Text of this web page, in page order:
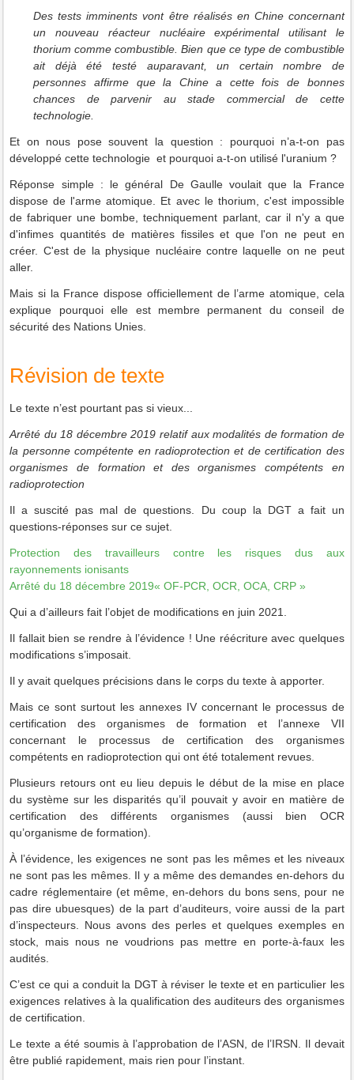
Des tests imminents vont être réalisés en Chine concernant
un nouveau réacteur nucléaire expérimental utilisant le
thorium comme combustible. Bien que ce type de combustible
ait déjà été testé auparavant, un certain nombre de
personnes affirme que la Chine a cette fois de bonnes
chances de parvenir au stade commercial de cette
technologie.
Et on nous pose souvent la question : pourquoi n’a-t-on pas
développé cette technologie et pourquoi a-t-on utilisé l'uranium ?
Réponse simple : le général De Gaulle voulait que la France
dispose de l'arme atomique. Et avec le thorium, c'est impossible
de fabriquer une bombe, techniquement parlant, car il n'y a que
d'infimes quantités de matières fissiles et que l'on ne peut en
créer. C'est de la physique nucléaire contre laquelle on ne peut
aller.
Mais si la France dispose officiellement de l’arme atomique, cela
explique pourquoi elle est membre permanent du conseil de
sécurité des Nations Unies.
Révision de texte
Le texte n’est pourtant pas si vieux...
Arrêté du 18 décembre 2019 relatif aux modalités de formation de
la personne compétente en radioprotection et de certification des
organismes de formation et des organismes compétents en
radioprotection
Il a suscité pas mal de questions. Du coup la DGT a fait un
questions-réponses sur ce sujet.
Protection des travailleurs contre les risques dus aux
rayonnements ionisants
Arrêté du 18 décembre 2019« OF-PCR, OCR, OCA, CRP »
Qui a d’ailleurs fait l’objet de modifications en juin 2021.
Il fallait bien se rendre à l’évidence ! Une réécriture avec quelques
modifications s’imposait.
Il y avait quelques précisions dans le corps du texte à apporter.
Mais ce sont surtout les annexes IV concernant le processus de
certification des organismes de formation et l’annexe VII
concernant le processus de certification des organismes
compétents en radioprotection qui ont été totalement revues.
Plusieurs retours ont eu lieu depuis le début de la mise en place
du système sur les disparités qu’il pouvait y avoir en matière de
certification des différents organismes (aussi bien OCR
qu’organisme de formation).
À l’évidence, les exigences ne sont pas les mêmes et les niveaux
ne sont pas les mêmes. Il y a même des demandes en-dehors du
cadre réglementaire (et même, en-dehors du bons sens, pour ne
pas dire ubuesques) de la part d’auditeurs, voire aussi de la part
d’inspecteurs. Nous avons des perles et quelques exemples en
stock, mais nous ne voudrions pas mettre en porte-à-faux les
audités.
C’est ce qui a conduit la DGT à réviser le texte et en particulier les
exigences relatives à la qualification des auditeurs des organismes
de certification.
Le texte a été soumis à l’approbation de l’ASN, de l’IRSN. Il devait
être publié rapidement, mais rien pour l’instant.